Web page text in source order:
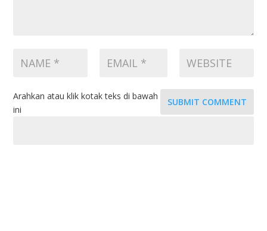
SUBMIT COMMENT
Arahkan atau klik kotak teks di bawah
ini